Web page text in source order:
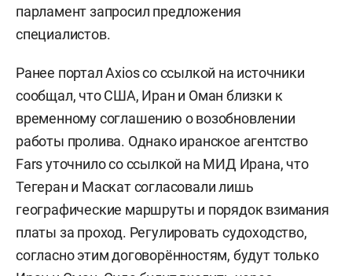
парламент запросил предложения
специалистов.
Ранее портал Axios со ссылкой на источники
сообщал, что США, Иран и Оман близки к
временному соглашению о возобновлении
работы пролива. Однако иранское агентство
Fars уточнило со ссылкой на МИД Ирана, что
Тегеран и Маскат согласовали лишь
географические маршруты и порядок взимания
платы за проход. Регулировать судоходство,
согласно этим договорённостям, будут только